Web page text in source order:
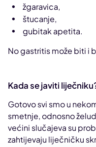
žgaravica,
štucanje,
gubitak apetita.
No gastritis može biti i
Kada se javiti
Gotovo svi smo u
smetnje, odnosno
većini slučajeva su
zahtijevaju liječničku